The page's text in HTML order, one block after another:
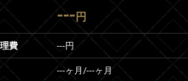
--- 円
費 ---円
---ヶ月 /---ヶ月